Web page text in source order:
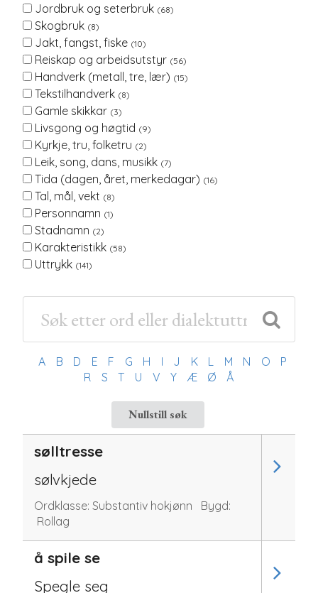
Jordbruk og seterbruk (68)
Skogbruk (8)
Jakt, fangst, fiske (10)
Reiskap og arbeidsutstyr (56)
Handverk (metall, tre, lær) (15)
Tekstilhandverk (8)
Gamle skikkar (3)
Livsgong og høgtid (9)
Kyrkje, tru, folketru (2)
Leik, song, dans, musikk (7)
Tida (dagen, året, merkedagar) (16)
Tal, mål, vekt (8)
Personnamn (1)
Stadnamn (2)
Karakteristikk (58)
Uttrykk (141)
A B D E F G H I J K L M N O
P
R
S T U V Y Æ Ø Å
Nullstill søk
sølltresse
sølvkjede
Ordklasse: Substantiv hokjønn
Bygd:
Rollag
å spile se
Spegle seg